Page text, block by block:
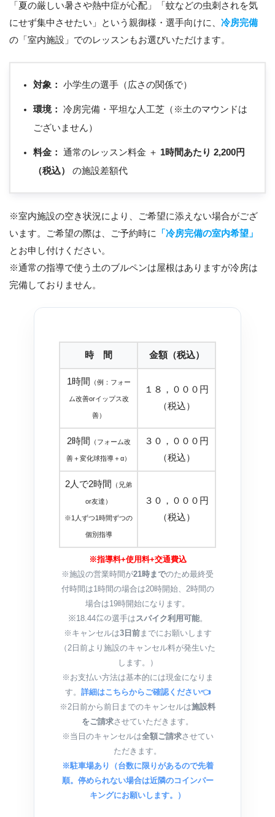
「夏の厳しい暑さや熱中症が心配」「蚊などの虫刺されを気
にせず集中させたい」という親御様・選手向けに、 冷房完備
の「室内施設」でのレッスンもお選びいただけます。
対象： 小学生の選手（広さの関係で）
環境：
冷房完備・平坦な人工芝（※土のマウンドは
ございません）
料金： 通常のレッスン料金 ＋ 1時間あたり 2,200円
（税込）
の施設差額代
※室内施設の空き状況により、ご希望に添えない場合がござ
います。ご希望の際は、ご予約時に
「冷房完備の室内希望」
とお申し付けください。
※通常の指導で使う土のブルペンは屋根はありますが冷房は
完備しておりません。
時 間 金額（税込）
1時間 （例：フォー
ム改善orイップス改
善）
１８，０００円
（税込）
2時間 （フォーム改
善＋変化球指導＋α）
３０，０００円
（税込）
2人で2時間 （兄弟
or友達）
※1人ずつ1時間ずつの
個別指導
３０，０００円
（税込）
※指導料+使用料+交通費込
※施設の営業時間が21時までのため最終受
付時間は1時間の場合は20時開始、2時間の
場合は19時開始になります。
※18.44㍍の選手はスパイク利用可能。
※キャンセルは3日前までにお願いします
（2日前より施設のキャンセル料が発生いた
します。）
※お支払い方法は基本的には現金になりま
す。 詳細はこちらからご確認ください👈
※2日前から前日までのキャンセルは施設料
をご請求させていただきます。
※当日のキャンセルは全額ご請求させてい
ただきます。
※駐車場あり（台数に限りがあるので先着
順。停められない場合は近隣のコインパー
キングにお願いします。）